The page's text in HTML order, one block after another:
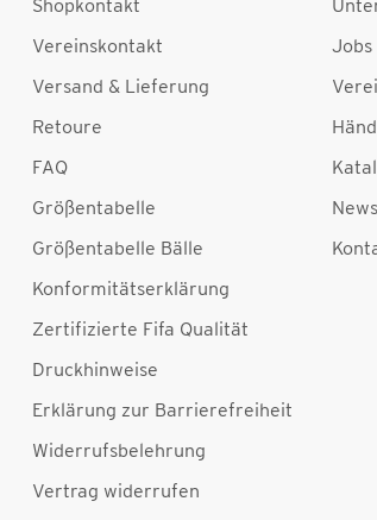
Shopkontakt
Vereinskontakt
Versand & Lieferung
Retoure
FAQ
Größentabelle
Größentabelle Bälle
Konformitätserklärung
Zertifizierte Fifa Qualität
Druckhinweise
Erklärung zur Barrierefreiheit
Widerrufsbelehrung
Vertrag widerrufen
Jobs